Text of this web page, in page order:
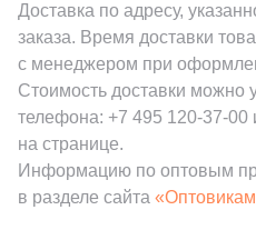
Доставка по адресу,
заказа. Время доставки
с менеджером при
Стоимость доставки можно
телефона: +7 495 120-37-00
на странице.
Информацию по оптовым
в разделе сайта